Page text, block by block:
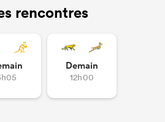
rencontres
Demain
12h00